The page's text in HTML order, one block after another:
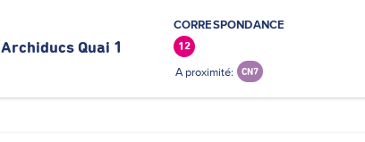
Archiducs Quai 1
CORRESPONDANCE
12
A proximité: CN7